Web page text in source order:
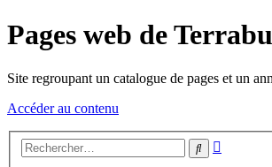
Pages web de
Site regroupant un catalogue de pages et un
Accéder au contenu
Rechercher